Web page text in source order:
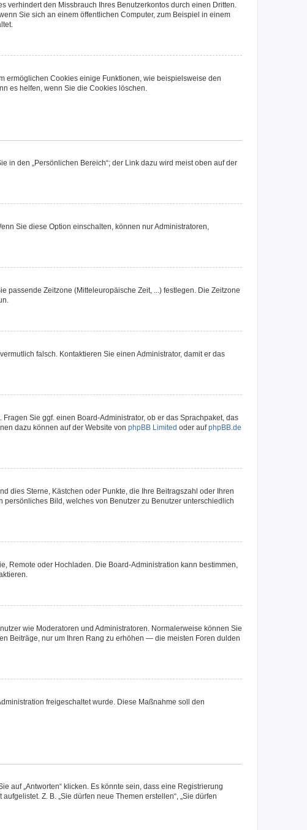
verhindert den Missbrauch Ihres Benutzerkontos durch einen Dritten.
Sie sich an einem öffentlichen Computer, zum Beispiel in einem
ermöglichen Cookies einige Funktionen, wie beispielsweise den
es helfen, wenn Sie die Cookies löschen.
in den „Persönlichen Bereich“; der Link dazu wird meist oben auf der
Sie diese Option einschalten, können nur Administratoren,
passende Zeitzone (Mitteleuropäische Zeit, ...) festlegen. Die Zeitzone
falsch. Kontaktieren Sie einen Administrator, damit er das
Sie ggf. einen Board-Administrator, ob er das Sprachpaket, das
dazu können auf der Website von phpBB Limited oder aufphpBB.de
dies Sterne, Kästchen oder Punkte, die Ihre Beitragszahl oder Ihren
Bild, welches von Benutzer zu Benutzer unterschiedlich
Remote oder Hochladen. Die Board-Administration kann bestimmen,
wie Moderatoren und Administratoren. Normalerweise können Sie
Beiträge, nur um Ihren Rang zu erhöhen — die meisten Foren dulden
freigeschaltet wurde. Diese Maßnahme soll den
auf „Antworten“ klicken. Es könnte sein, dass eine Registrierung
Z. B. „Sie dürfen neue Themen erstellen“, „Sie dürfen